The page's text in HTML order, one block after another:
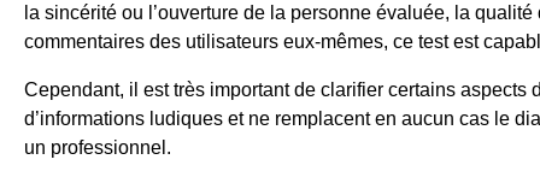
la sincérité ou l’ouverture de la personne évaluée, la
commentaires des utilisateurs eux-mêmes, ce test est
Cependant, il est très important de clarifier certains aspects
d’informations ludiques et ne remplacent en aucun cas le
un professionnel.